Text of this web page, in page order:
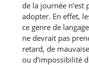
de la journée n’est
adopter. En effet,
ce genre de
ne devrait pas
retard, de
ou d’impossibilité